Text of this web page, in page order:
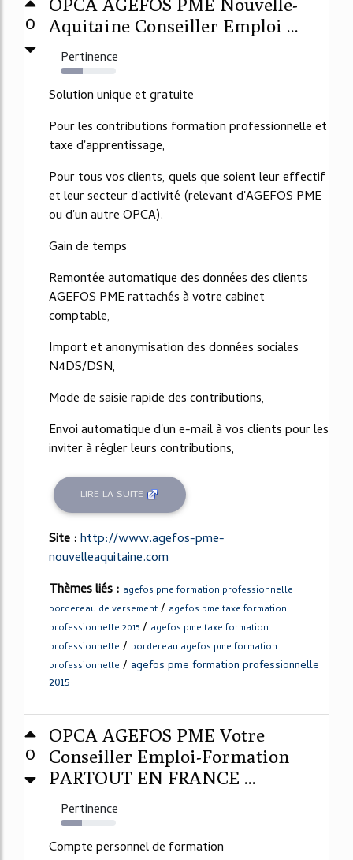
0
OPCA AGEFOS PME Nouvelle-
Aquitaine Conseiller Emploi ...
Pertinence
40%
Solution unique et gratuite
Pour les contributions formation professionnelle et
taxe d'apprentissage,
Pour tous vos clients, quels que soient leur effectif
et leur secteur d'activité (relevant d'AGEFOS PME
ou d'un autre OPCA).
Gain de temps
Remontée automatique des données des clients
AGEFOS PME rattachés à votre cabinet
comptable,
Import et anonymisation des données sociales
N4DS/DSN,
Mode de saisie rapide des contributions,
Envoi automatique d'un e-mail à vos clients pour les
inviter à régler leurs contributions,
LIRE LA SUITE
Site :http://www.agefos-pme-
nouvelleaquitaine.com
Thèmes liés : agefos pme formation professionnelle
bordereau de versement / agefos pme taxe formation
professionnelle 2015 / agefos pme taxe formation
professionnelle / bordereau agefos pme formation
professionnelle /agefos pme formation professionnelle
2015
0
OPCA AGEFOS PME Votre
Conseiller Emploi-Formation
PARTOUT EN FRANCE ...
Pertinence
38%
Compte personnel de formation